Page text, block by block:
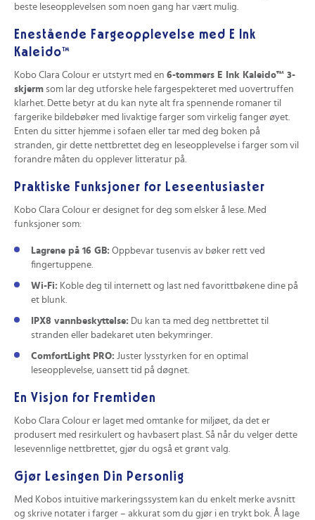
beste leseopplevelsen som noen gang har vært mulig.
Enestående Fargeopplevelse med E Ink
Kaleido™
Kobo Clara Colour er utstyrt med en 6-tommers E Ink Kaleido™ 3-
skjerm som lar deg utforske hele fargespekteret med uovertruffen
klarhet. Dette betyr at du kan nyte alt fra spennende romaner til
fargerike bildebøker med livaktige farger som virkelig fanger øyet.
Enten du sitter hjemme i sofaen eller tar med deg boken på
stranden, gir dette nettbrettet deg en leseopplevelse i farger som vil
forandre måten du opplever litteratur på.
Praktiske Funksjoner for Leseentusiaster
Kobo Clara Colour er designet for deg som elsker å lese. Med
funksjoner som:
Lagrene på 16 GB: Oppbevar tusenvis av bøker rett ved
fingertuppene.
Wi-Fi: Koble deg til internett og last ned favorittbøkene dine på
et blunk.
IPX8 vannbeskyttelse: Du kan ta med deg nettbrettet til
stranden eller badekaret uten bekymringer.
ComfortLight PRO: Juster lysstyrken for en optimal
leseopplevelse, uansett tid på døgnet.
En Visjon for Fremtiden
Kobo Clara Colour er laget med omtanke for miljøet, da det er
produsert med resirkulert og havbasert plast. Så når du velger dette
lesevennlige nettbrettet, gjør du også et grønt valg.
Gjør Lesingen Din Personlig
Med Kobos intuitive markeringssystem kan du enkelt merke avsnitt
og skrive notater i farger – akkurat som du gjør i en trykt bok. Å lage